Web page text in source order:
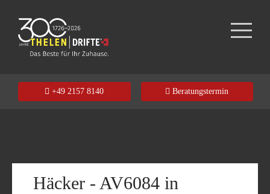
+49 2157 8140 Beratungstermin
Häcker - AV6084 in